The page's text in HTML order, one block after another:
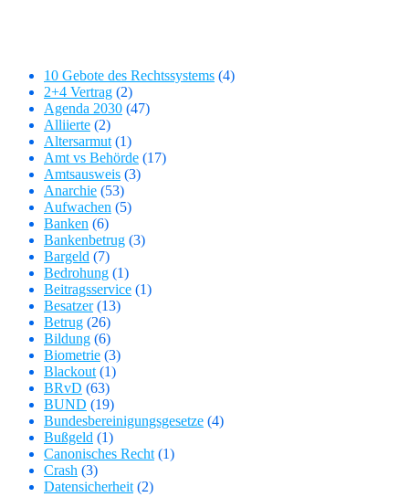
10 Gebote des Rechtssystems (4)
2+4 Vertrag (2)
Agenda 2030 (47)
Alliierte (2)
Altersarmut (1)
Amt vs Behörde (17)
Amtsausweis (3)
Anarchie (53)
Aufwachen (5)
Banken (6)
Bankenbetrug (3)
Bargeld (7)
Bedrohung (1)
Beitragsservice (1)
Besatzer(13)
Betrug (26)
Bildung (6)
Biometrie (3)
Blackout (1)
BRvD (63)
BUND (19)
Bundesbereinigungsgesetze (4)
Bußgeld (1)
Canonisches Recht (1)
Crash (3)
Datensicherheit (2)